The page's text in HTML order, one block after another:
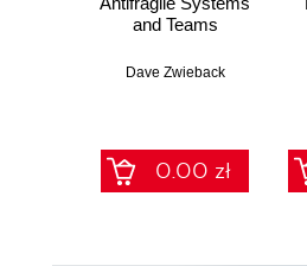
and Teams
Dave Zwieback
0.00 zł